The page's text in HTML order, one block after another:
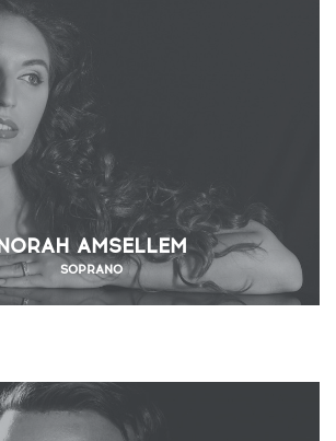
NORAH AMSELLEM
SOPRANO